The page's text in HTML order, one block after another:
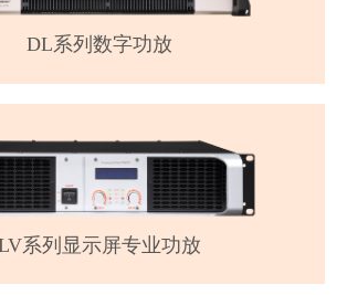
DL系列数字功放
系列显示屏专业功放